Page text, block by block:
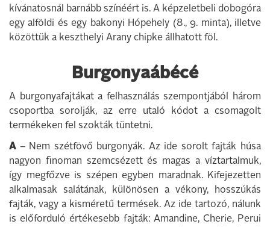
kívánatosnál barnább színéért is. A képzeletbeli dobogóra
egy alföldi és egy bakonyi Hópehely (8., 9. minta), illetve
közöttük a keszthelyi Arany chipke állhatott föl.
Burgonyaábécé
A burgonyafajtákat a felhasználás szempontjából három
csoportba sorolják, az erre utaló kódot a csomagolt
termékeken fel szokták tüntetni.
A– Nem szétfövő burgonyák. Az ide sorolt fajták húsa
nagyon finoman szemcsézett és magas a víztartalmuk,
így megfőzve is szépen egyben maradnak. Kifejezetten
alkalmasak salátának, különösen a vékony, hosszúkás
fajták, vagy a kisméretű termések. Az ide tartozó, nálunk
is előforduló értékesebb fajták: Amandine, Cherie, Perui